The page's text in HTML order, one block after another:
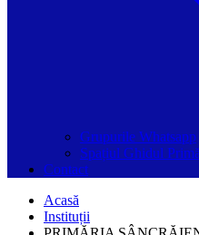
Grupurile Whatsapp
Spațiul Ghidul
Contact
Acasă
Instituții